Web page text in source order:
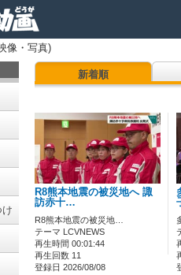
像・写真)
新着順
R8熊本地震の被災地へ 諏
訪赤十…
R8熊本地震の被災地…
テーマ LCVNEWS
再生時間 00:01:44
再生回数 11
登録日 2026/08/08